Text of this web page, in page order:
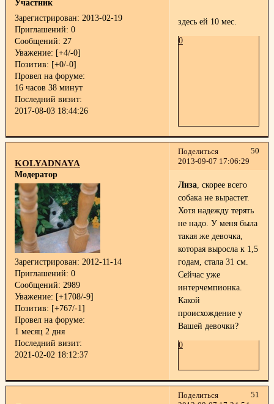
Участник
Зарегистрирован: 2013-02-19
Приглашений: 0
Сообщений: 27
Уважение: [+4/-0]
Позитив: [+0/-0]
Провел на форуме:
16 часов 38 минут
Последний визит:
2017-08-03 18:44:26
здесь ей 10 мес.
0
Поделиться
50
2013-09-07 17:06:29
KOLYADNAYA
Модератор
Зарегистрирован: 2012-11-14
Приглашений: 0
Сообщений: 2989
Уважение: [+1708/-9]
Позитив: [+767/-1]
Провел на форуме:
1 месяц 2 дня
Последний визит:
2021-02-02 18:12:37
Лиза, скорее всего
собака не вырастет.
Хотя надежду терять
не надо. У меня была
такая же девочка,
которая выросла к 1,5
годам, стала 31 см.
Сейчас уже
интерчемпионка.
Какой
происхождение у
Вашей девочки?
0
Поделиться
51